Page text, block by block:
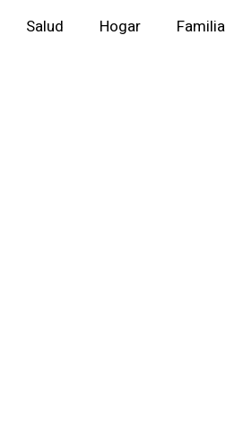
Salud Hogar Familia